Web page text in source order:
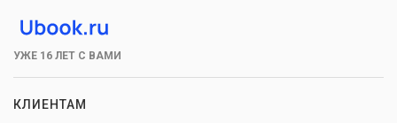
УЖЕ 16 ЛЕТ С ВАМИ
КЛИЕНТАМ